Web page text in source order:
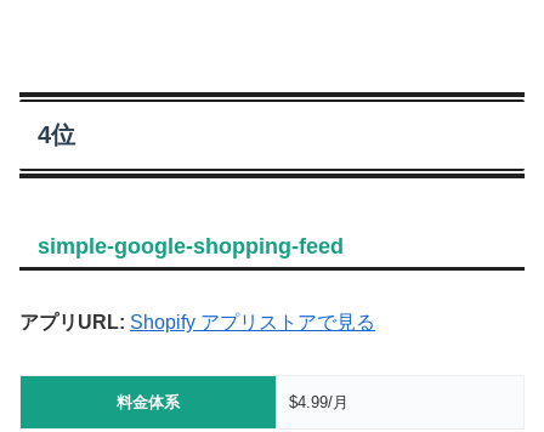
4位
simple-google-shopping-feed
アプリURL: Shopify アプリストアで見る
料金体系 $4.99/月